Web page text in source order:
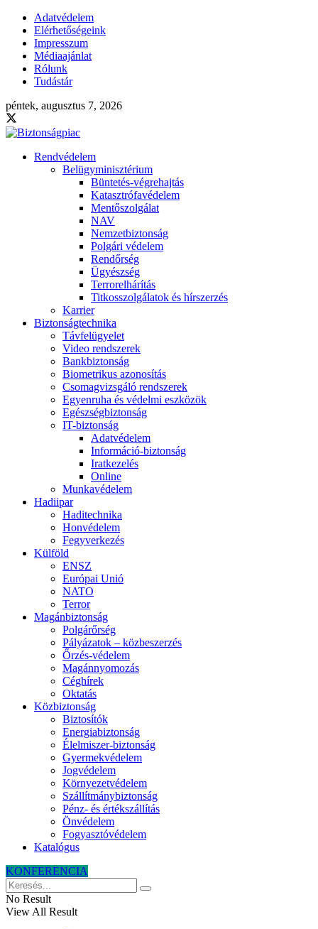
Adatvédelem
Elérhetőségeink
Impresszum
Médiaajánlat
Rólunk
Tudástár
péntek, augusztus 7, 2026
Rendvédelem
Belügyminisztérium
Büntetés-végrehajtás
Katasztrófavédelem
Mentőszolgálat
NAV
Nemzetbiztonság
Polgári védelem
Rendőrség
Ügyészség
Terrorelhárítás
Titkosszolgálatok és hírszerzés
Karrier
Biztonságtechnika
Távfelügyelet
Video rendszerek
Bankbiztonság
Biometrikus azonosítás
Csomagvizsgáló rendszerek
Egyenruha és védelmi eszközök
Egészségbiztonság
IT-biztonság
Adatvédelem
Információ-biztonság
Iratkezelés
Online
Munkavédelem
Hadiipar
Haditechnika
Honvédelem
Fegyverkezés
Külföld
ENSZ
Európai Unió
NATO
Terror
Magánbiztonság
Polgárőrség
Pályázatok – közbeszerzés
Őrzés-védelem
Magánnyomozás
Céghírek
Oktatás
Közbiztonság
Biztosítók
Energiabiztonság
Élelmiszer-biztonság
Gyermekvédelem
Jogvédelem
Környezetvédelem
Szállítmánybiztonság
Pénz- és értékszállítás
Önvédelem
Fogyasztóvédelem
Katalógus
KONFERENCIA
No Result
View All Result